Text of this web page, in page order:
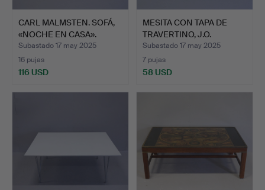
CARL MALMSTEN. SOFÁ,
«NOCHE EN CASA».
Subastado 17 may 2025
16 pujas
116 USD
MESITA CON TAPA DE
TRAVERTINO, J.O.
CARLSS…
Subastado 17 may 2025
7 pujas
58 USD